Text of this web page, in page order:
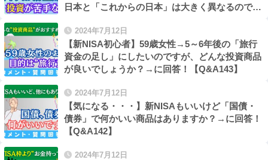
日本と「これからの日本」は大きく異なるので要
2024年7月12日
【新NISA初心者】59歳女性→5～6年後の「旅行
資金の足し」にしたいのですが、どんな投資商品
が良いでしょうか？→に回答！【Q&A143】
2024年7月12日
【気になる・・・】新NISAもいいけど「国債・
債券」で何かいい商品はありますか？→に回答！
【Q&A142】
2024年7月12日